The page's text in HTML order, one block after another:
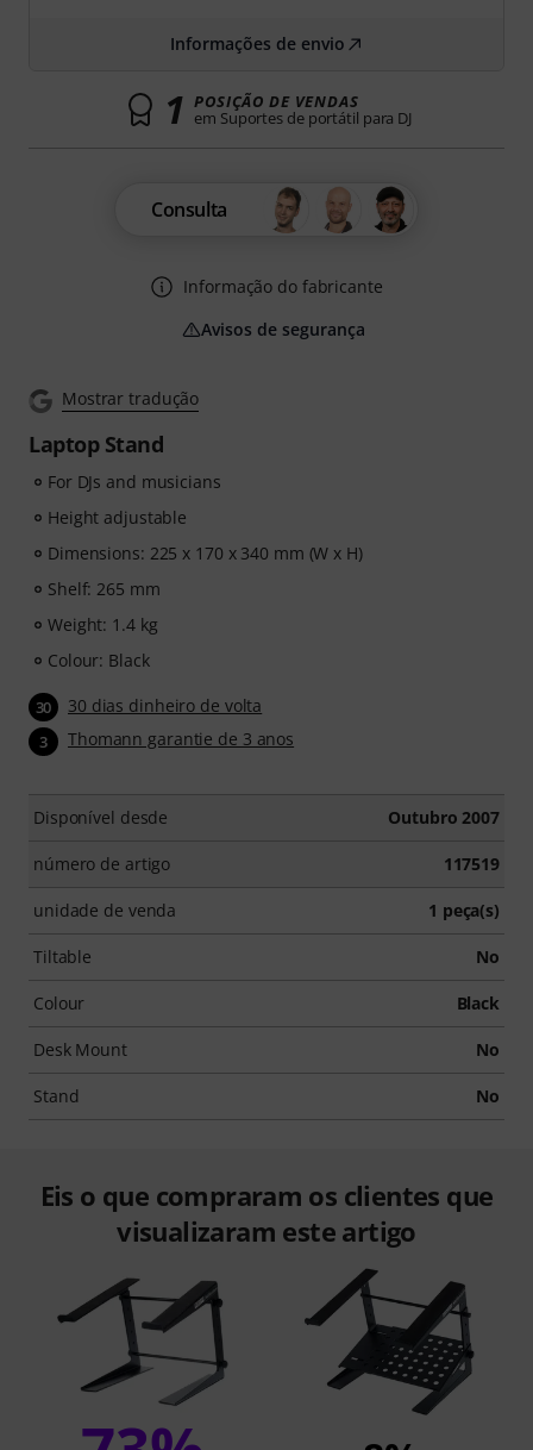
Mostrar tradução
Laptop Stand
For DJs and musicians
Height adjustable
Dimensions: 225 x 170 x 340 mm (W x H)
Shelf: 265 mm
Weight: 1.4 kg
Colour: Black
30 30 dias dinheiro de volta
3 Thomann garantie de 3 anos
Disponível desde Outubro 2007
número de artigo 117519
unidade de venda 1 peça(s)
Tiltable No
Colour Black
Desk Mount No
Stand No
Informações de envio
1 POSIÇÃO DE VENDAS
em Suportes de portátil para DJ
Consulta
Informação do fabricante
Avisos de segurança
Eis o que compraram os clientes que
visualizaram este artigo